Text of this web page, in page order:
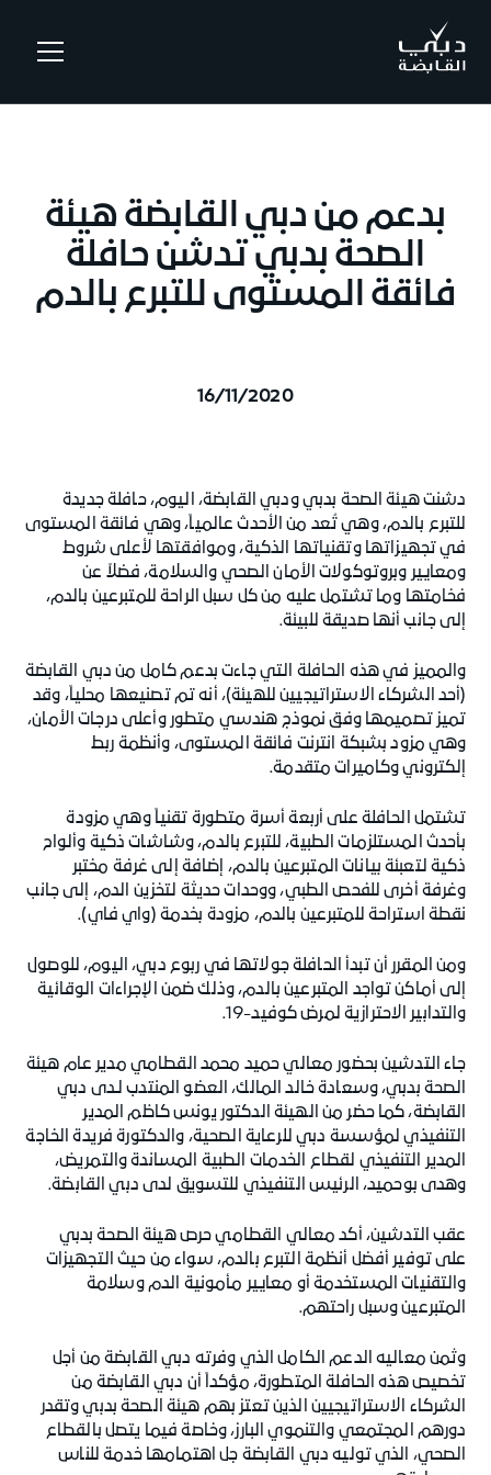
بدعم من دبي القابضة هيئة
الصحة بدبي تدشن حافلة
فائقة المستوى للتبرع بالدم
16/11/2020
دشنت هيئة الصحة بدبي ودبي القابضة، اليوم، حافلة جديدة
للتبرع بالدم، وهي تُعد من الأحدث عالمياً، وهي فائقة المستوى
في تجهيزاتها وتقنياتها الذكية، وموافقتها لأعلى شروط
ومعايير وبروتوكولات الأمان الصحي والسلامة، فضلاً عن
فخامتها وما تشتمل عليه من كل سبل الراحة للمتبرعين بالدم،
إلى جانب أنها صديقة للبيئة.
والمميز في هذه الحافلة التي جاءت بدعم كامل من دبي القابضة
(أحد الشركاء الاستراتيجيين للهيئة)، أنه تم تصنيعها محلياً، وقد
تميز تصميمها وفق نموذج هندسي متطور وأعلى درجات الأمان،
وهي مزود بشبكة انترنت فائقة المستوى، وأنظمة ربط
إلكتروني وكاميرات متقدمة.
تشتمل الحافلة على أربعة أسرة متطورة تقنياً وهي مزودة
بأحدث المستلزمات الطبية، للتبرع بالدم، وشاشات ذكية وألواح
ذكية لتعبئة بيانات المتبرعين بالدم، إضافة إلى غرفة مختبر
وغرفة أخرى للفحص الطبي، ووحدات حديثة لتخزين الدم، إلى جانب
نقطة استراحة للمتبرعين بالدم، مزودة بخدمة (واي فاي).
ومن المقرر أن تبدأ الحافلة جولاتها في ربوع دبي، اليوم، للوصول
إلى أماكن تواجد المتبرعين بالدم، وذلك ضمن الإجراءات الوقائية
والتدابير الاحترازية لمرض كوفيد-19.
جاء التدشين بحضور معالي حميد محمد القطامي مدير عام هيئة
الصحة بدبي، وسعادة خالد المالك، العضو المنتدب لـدى دبي
القابضة، كما حضر من الهيئة الدكتور يونس كاظم المدير
التنفيذي لمؤسسة دبي للرعاية الصحية، والدكتورة فريدة الخاجة
المدير التنفيذي لقطاع الخدمات الطبية المساندة والتمريض،
وهدى بوحميد، الرئيس التنفيذي للتسويق لدى دبي القابضة.
عقب التدشين، أكد معالي القطامي حرص هيئة الصحة بدبي
على توفير أفضل أنظمة التبرع بالدم، سواء من حيث التجهيزات
والتقنيات المستخدمة أو معايير مأمونية الدم وسلامة
المتبرعين وسبل راحتهم.
وثمن معاليه الدعم الكامل الذي وفرته دبي القابضة من أجل
تخصيص هذه الحافلة المتطورة، مؤكداً أن دبي القابضة من
الشركاء الاستراتيجيين الذين تعتز بهم هيئة الصحة بدبي وتقدر
دورهم المجتمعي والتنموي البارز، وخاصة فيما يتصل بالقطاع
الصحي، الذي توليه دبي القابضة جل اهتمامها خدمة للناس